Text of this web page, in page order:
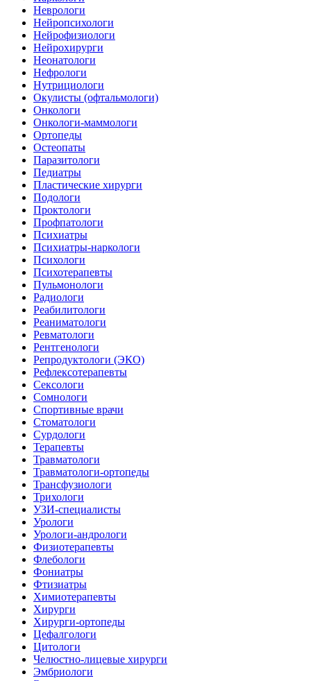
Неврологи
Нейропсихологи
Нейрофизиологи
Нейрохирурги
Неонатологи
Нефрологи
Нутрициологи
Окулисты (офтальмологи)
Онкологи
Онкологи-маммологи
Ортопеды
Остеопаты
Паразитологи
Педиатры
Пластические хирурги
Подологи
Проктологи
Профпатологи
Психиатры
Психиатры-наркологи
Психологи
Психотерапевты
Пульмонологи
Радиологи
Реабилитологи
Реаниматологи
Ревматологи
Рентгенологи
Репродуктологи (ЭКО)
Рефлексотерапевты
Сексологи
Сомнологи
Спортивные врачи
Стоматологи
Сурдологи
Терапевты
Травматологи
Травматологи-ортопеды
Трансфузиологи
Трихологи
УЗИ-специалисты
Урологи
Урологи-андрологи
Физиотерапевты
Флебологи
Фониатры
Фтизиатры
Химиотерапевты
Хирурги
Хирурги-ортопеды
Цефалгологи
Цитологи
Челюстно-лицевые хирурги
Эмбриологи